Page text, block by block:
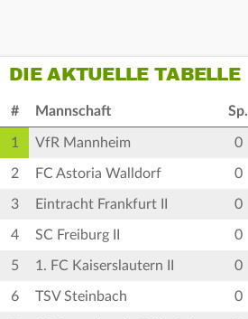
DIE AKTUELLE TABELLE
# Mannschaft Sp.
1 VfR Mannheim 0
2 FC Astoria Walldorf 0
3 Eintracht Frankfurt II 0
4 SC Freiburg II 0
5 1. FC Kaiserslautern II 0
6 TSV Steinbach 0